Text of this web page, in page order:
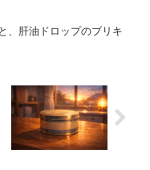
、肝油ドロップのブリキ